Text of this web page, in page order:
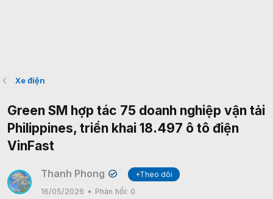
Xe điện
Green SM hợp tác 75 doanh nghiệp vận tải
Philippines, triển khai 18.497 ô tô điện
VinFast
Thanh Phong ✔
+Theo dõi
16/05/2026
Phản hồi: 0